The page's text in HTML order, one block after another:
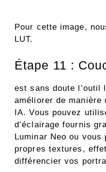
Pour cette image,
LUT.
Étape 11 :
est sans doute l’outil
améliorer de
IA. Vous pouvez
d’éclairage fournis
Luminar Neo ou vous
propres textures,
différencier vos